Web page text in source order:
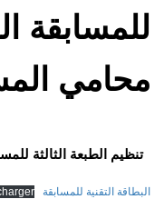
للمسابقة
محامي
تنظيم الطبعة الثالثة
البطاقة التقنية للمسابقة